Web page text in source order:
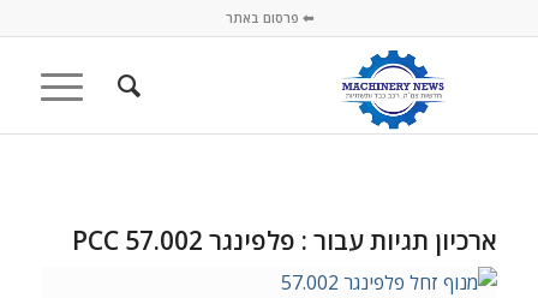
⬅ פרסום באתר
ארכיון תגיות עבור : פלפינגר PCC 57.002